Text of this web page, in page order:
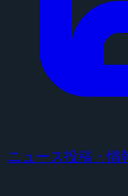
ニュース投稿・情